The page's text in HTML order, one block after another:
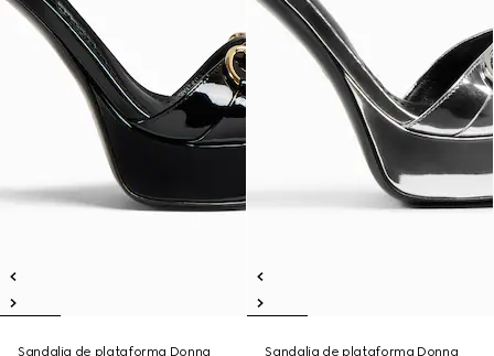
Sandalia de plataforma Donna Sandalia de plataforma Donna